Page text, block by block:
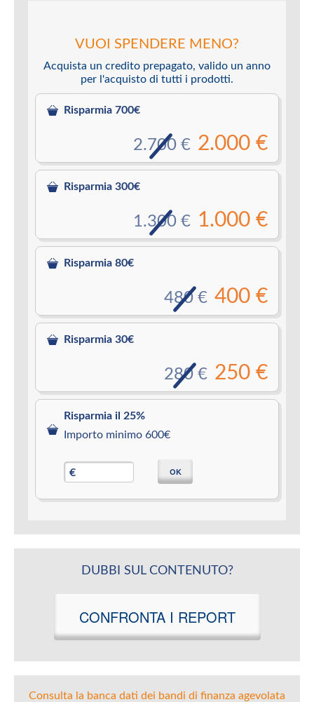
VUOI SPENDERE MENO?
Acquista un credito prepagato, valido un anno
per l'acquisto di tutti i prodotti.
Risparmia 700€
2.000 €
2.700 €
Risparmia 300€
1.000 €
1.300 €
Risparmia 80€
400 €
480 €
Risparmia 30€
250 €
280 €
Risparmia il 25%
Importo minimo 600€
€ OK
DUBBI SUL CONTENUTO?
CONFRONTA I REPORT
Consulta la banca dati dei bandi di finanza agevolata